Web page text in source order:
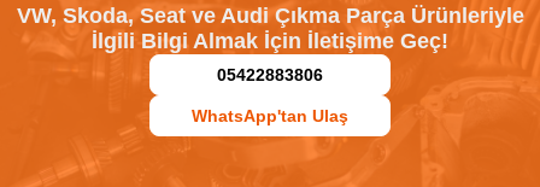
VW, Skoda, Seat ve Audi Çıkma Parça Ürünleriyle
İlgili Bilgi Almak İçin İletişime Geç!
05422883806
WhatsApp'tan Ulaş